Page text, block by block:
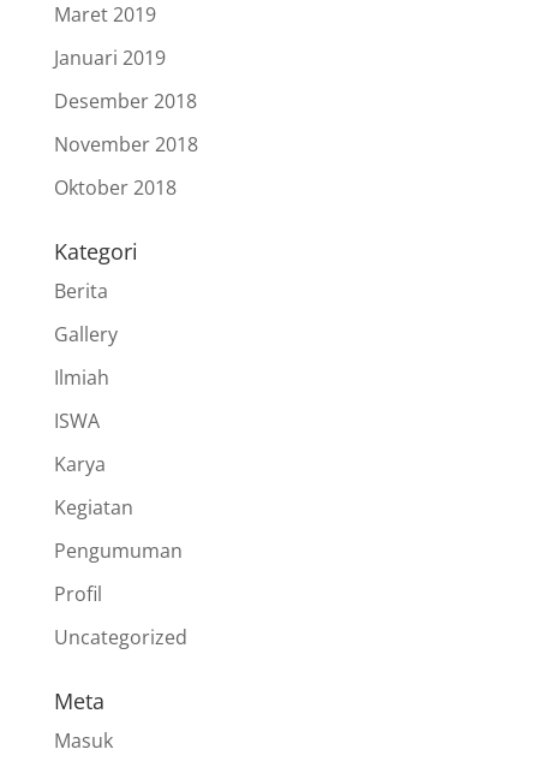
Maret 2019
Januari 2019
Desember 2018
November 2018
Oktober 2018
Kategori
Berita
Gallery
Ilmiah
ISWA
Karya
Kegiatan
Pengumuman
Profil
Uncategorized
Meta
Masuk